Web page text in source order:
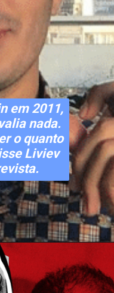
em 2011,
nada.
o quanto
Liviev